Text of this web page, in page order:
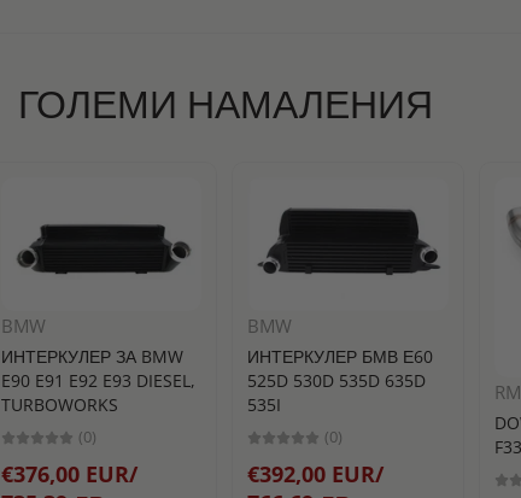
ГОЛЕМИ НАМАЛЕНИЯ
BMW
ИНТЕРКУЛЕР ЗА BMW
E90 E91 E92 E93 DIESEL,
TURBOWORKS
(0)
€376,00 EUR/
BMW
ИНТЕРКУЛЕР БМВ Е60
525D 530D 535D 635D
535I
(0)
€392,00 EUR/